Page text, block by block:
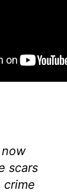
now
scars
crime